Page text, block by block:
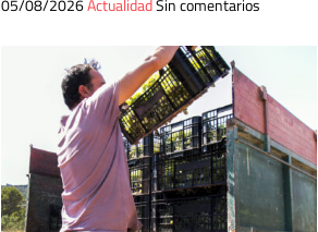
05/08/2026ActualidadSin comentarios